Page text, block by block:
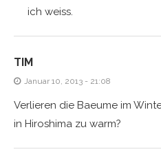
ich weiss.
TIM
Januar 10, 2013 - 21:08
Verlieren die Baeume im
in Hiroshima zu warm?